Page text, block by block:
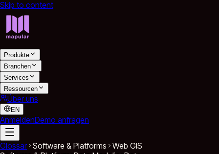
Skip to content
Produkte
Branchen
Services
Ressourcen
Über uns
EN
AnmeldenDemo anfragen
Glossar Software & Platforms
Web GIS